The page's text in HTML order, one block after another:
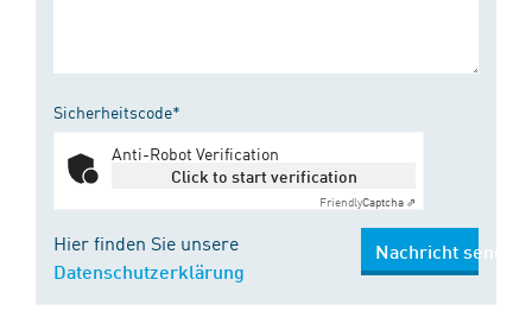
Sicherheitscode*
Anti-Robot Verification
Click to start verification
FriendlyCaptcha ⇗
Hier finden Sie unsere
Datenschutzerklärung
Nachricht senden